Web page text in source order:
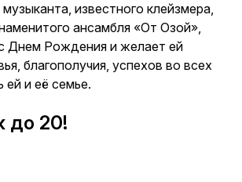
известного клейзмера,
ансамбля «От Озой»,
Днем Рождения и желает ей
благополучия, успехов во всех
ей и её семье.
до 20!